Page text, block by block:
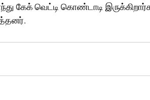
கேக் வெட்டி கொண்டாடி